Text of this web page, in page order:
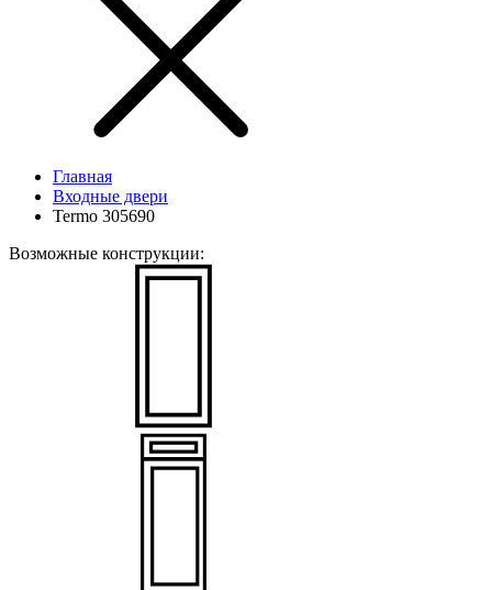
Главная
Входные двери
Termo 305690
Возможные конструкции: